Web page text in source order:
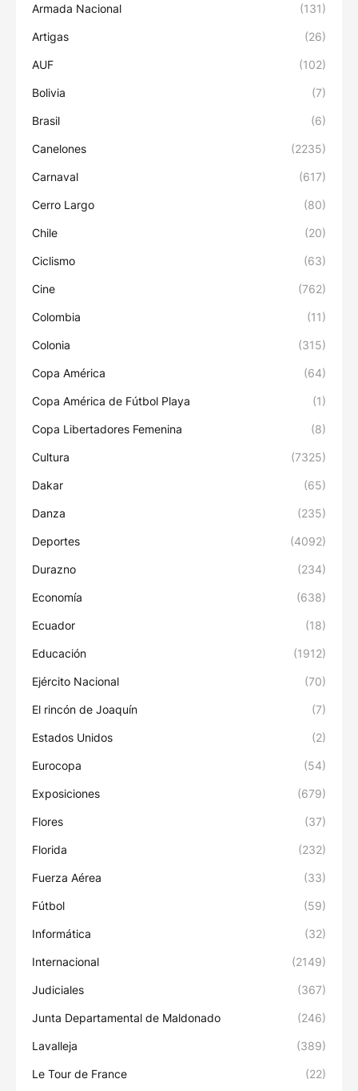
Armada Nacional (131)
Artigas (26)
AUF (102)
Bolivia (7)
Brasil (6)
Canelones (2235)
Carnaval (617)
Cerro Largo (80)
Chile (20)
Ciclismo (63)
Cine (762)
Colombia (11)
Colonia (315)
Copa América (64)
Copa América de Fútbol Playa (1)
Copa Libertadores Femenina (8)
Cultura (7325)
Dakar (65)
Danza (235)
Deportes (4092)
Durazno (234)
Economía (638)
Ecuador (18)
Educación (1912)
Ejército Nacional (70)
El rincón de Joaquín (7)
Estados Unidos (2)
Eurocopa (54)
Exposiciones (679)
Flores (37)
Florida (232)
Fuerza Aérea (33)
Fútbol (59)
Informática (32)
Internacional (2149)
Judiciales (367)
Junta Departamental de Maldonado (246)
Lavalleja (389)
Le Tour de France (22)